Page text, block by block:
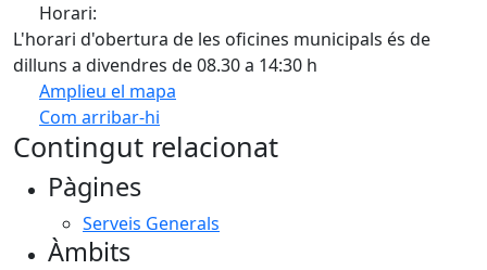
Horari:
L'horari d'obertura de les oficines municipals és de
dilluns a divendres de 08.30 a 14:30 h
Amplieu el mapa
Com arribar-hi
+
Contingut relacionat
Pàgines
Serveis Generals
Àmbits